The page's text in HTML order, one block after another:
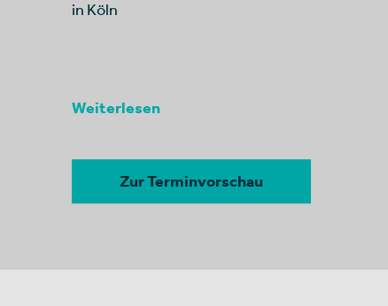
in Köln
Weiterlesen
Zur Terminvorschau